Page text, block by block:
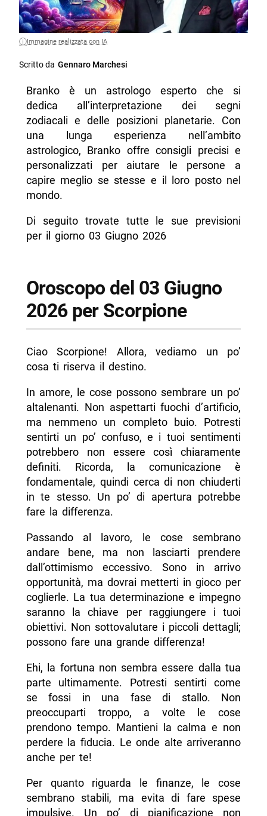
Immagine realizzata con IA
Scritto da Gennaro Marchesi
Branko è un astrologo esperto che si
dedica all’interpretazione dei segni
zodiacali e delle posizioni planetarie. Con
una lunga esperienza nell’ambito
astrologico, Branko offre consigli precisi e
personalizzati per aiutare le persone a
capire meglio se stesse e il loro posto nel
mondo.
Di seguito trovate tutte le sue previsioni
per il giorno 03 Giugno 2026
Oroscopo del 03 Giugno
2026 per Scorpione
Ciao Scorpione! Allora, vediamo un po’
cosa ti riserva il destino.
In amore, le cose possono sembrare un po’
altalenanti. Non aspettarti fuochi d’artificio,
ma nemmeno un completo buio. Potresti
sentirti un po’ confuso, e i tuoi sentimenti
potrebbero non essere così chiaramente
definiti. Ricorda, la comunicazione è
fondamentale, quindi cerca di non chiuderti
in te stesso. Un po’ di apertura potrebbe
fare la differenza.
Passando al lavoro, le cose sembrano
andare bene, ma non lasciarti prendere
dall’ottimismo eccessivo. Sono in arrivo
opportunità, ma dovrai metterti in gioco per
coglierle. La tua determinazione e impegno
saranno la chiave per raggiungere i tuoi
obiettivi. Non sottovalutare i piccoli dettagli;
possono fare una grande differenza!
Ehi, la fortuna non sembra essere dalla tua
parte ultimamente. Potresti sentirti come
se fossi in una fase di stallo. Non
preoccuparti troppo, a volte le cose
prendono tempo. Mantieni la calma e non
perdere la fiducia. Le onde alte arriveranno
anche per te!
Per quanto riguarda le finanze, le cose
sembrano stabili, ma evita di fare spese
impulsive. Un po’ di pianificazione non